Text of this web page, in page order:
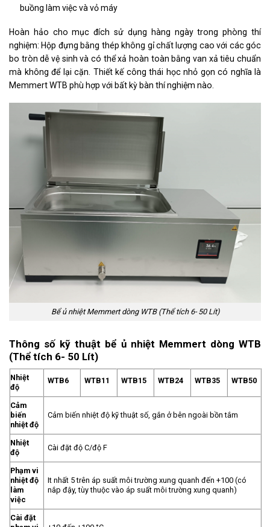
buồng làm việc và vỏ máy
Hoàn hảo cho mục đích sử dụng hàng ngày trong phòng thí
nghiệm: Hộp đựng bằng thép không gỉ chất lượng cao với các góc
bo tròn dễ vệ sinh và có thể xả hoàn toàn bằng van xả tiêu chuẩn
mà không để lại cặn. Thiết kế công thái học nhỏ gọn có nghĩa là
Memmert WTB phù hợp với bất kỳ bàn thí nghiệm nào.
Bể ủ nhiệt Memmert dòng WTB (Thể tích 6- 50 Lít)
Thông số kỹ thuật bể ủ nhiệt Memmert dòng WTB
(Thể tích 6- 50 Lít)
Nhiệt
độ
WTB6 WTB11 WTB15 WTB24 WTB35 WTB50
Cảm
biến
nhiệt độ
Cảm biến nhiệt độ kỹ thuật số, gắn ở bên ngoài bồn tắm
Nhiệt
độ
Cài đặt độ C/độ F
Phạm vi
nhiệt độ
làm
việc
It nhất 5 trên áp suất môi trường xung quanh đến +100 (có
nắp đậy, tùy thuộc vào áp suất môi trường xung quanh)
Cài đặt